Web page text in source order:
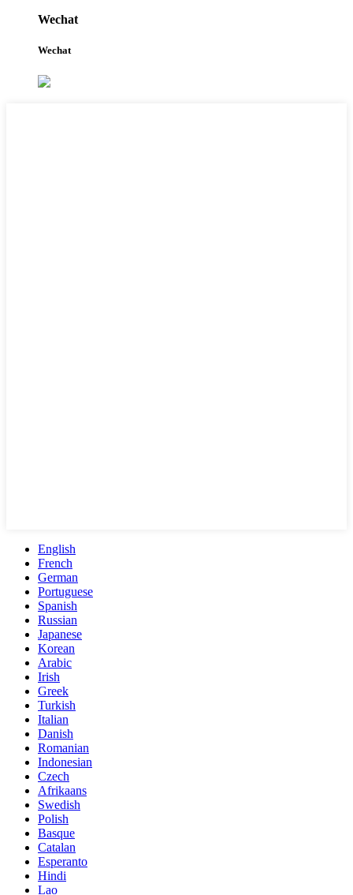
Wechat
Wechat
English
French
German
Portuguese
Spanish
Russian
Japanese
Korean
Arabic
Irish
Greek
Turkish
Italian
Danish
Romanian
Indonesian
Czech
Afrikaans
Swedish
Polish
Basque
Catalan
Esperanto
Hindi
Lao